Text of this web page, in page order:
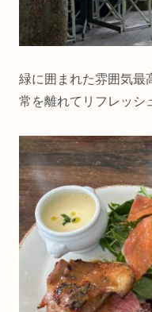
緑に囲まれた雰囲気最
常を離れてリフレッシ